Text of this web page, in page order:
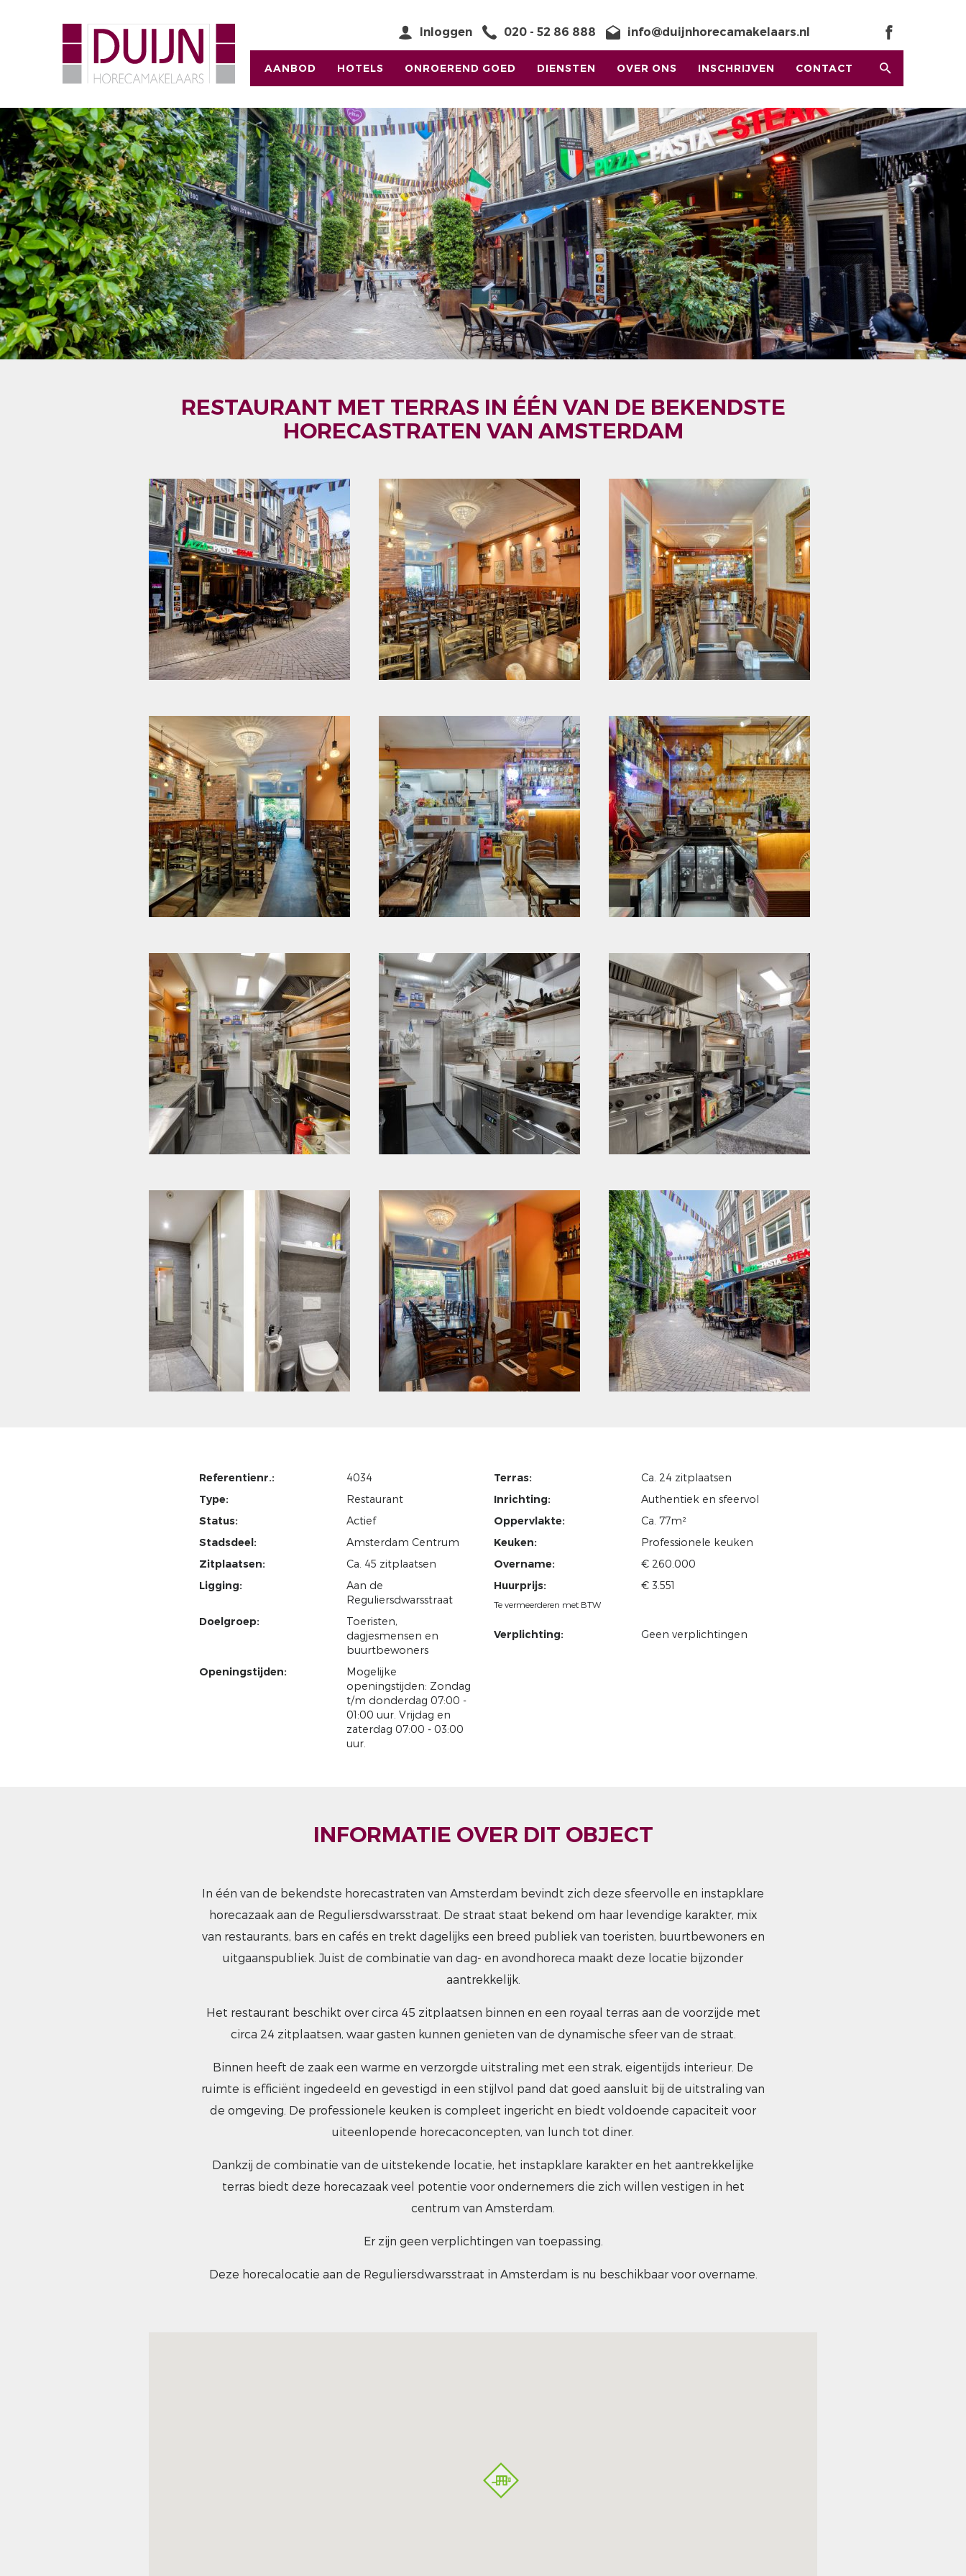
Inloggen 020 - 52 86 888 info@duijnhorecamakelaars.nl
AANBOD HOTELS ONROEREND GOED DIENSTEN OVER ONS INSCHRIJVEN CONTACT
RESTAURANT MET TERRAS IN ÉÉN VAN DE BEKENDSTE
HORECASTRATEN VAN AMSTERDAM
Referentienr.: 4034
Type: Restaurant
Status: Actief
Stadsdeel: Amsterdam Centrum
Zitplaatsen: Ca. 45 zitplaatsen
Ligging:
Aan de
Reguliersdwarsstraat
Doelgroep:
Toeristen,
dagjesmensen en
buurtbewoners
Openingstijden:
Mogelijke
openingstijden: Zondag
t/m donderdag 07:00 -
01:00 uur. Vrijdag en
zaterdag 07:00 - 03:00
uur.
Terras: Ca. 24 zitplaatsen
Inrichting: Authentiek en sfeervol
Oppervlakte: Ca. 77m²
Keuken: Professionele keuken
Overname: € 260.000
Huurprijs: € 3.551
Te vermeerderen met BTW
Verplichting: Geen verplichtingen
INFORMATIE OVER DIT OBJECT
In één van de bekendste horecastraten van Amsterdam bevindt zich deze sfeervolle en instapklare
horecazaak aan de Reguliersdwarsstraat. De straat staat bekend om haar levendige karakter, mix
van restaurants, bars en cafés en trekt dagelijks een breed publiek van toeristen, buurtbewoners en
uitgaanspubliek. Juist de combinatie van dag- en avondhoreca maakt deze locatie bijzonder
aantrekkelijk.
Het restaurant beschikt over circa 45 zitplaatsen binnen en een royaal terras aan de voorzijde met
circa 24 zitplaatsen, waar gasten kunnen genieten van de dynamische sfeer van de straat.
Binnen heeft de zaak een warme en verzorgde uitstraling met een strak, eigentijds interieur. De
ruimte is efficiënt ingedeeld en gevestigd in een stijlvol pand dat goed aansluit bij de uitstraling van
de omgeving. De professionele keuken is compleet ingericht en biedt voldoende capaciteit voor
uiteenlopende horecaconcepten, van lunch tot diner.
Dankzij de combinatie van de uitstekende locatie, het instapklare karakter en het aantrekkelijke
terras biedt deze horecazaak veel potentie voor ondernemers die zich willen vestigen in het
centrum van Amsterdam.
Er zijn geen verplichtingen van toepassing.
Deze horecalocatie aan de Reguliersdwarsstraat in Amsterdam is nu beschikbaar voor overname.